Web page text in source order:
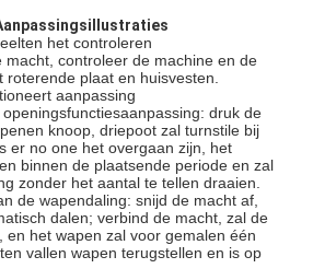
het controleren
macht, controleer de machine en de
roterende plaat en huisvesten.
aanpassing
druk de
knoop, driepoot zal turnstile bij
er no one het overgaan zijn, het
binnen de plaatsende periode en zal
zonder het aantal te tellen draaien.
de wapendaling: snijd de macht af,
dalen; verbind de macht, zal de
en het wapen zal voor gemalen één
vallen wapen terugstellen en is op